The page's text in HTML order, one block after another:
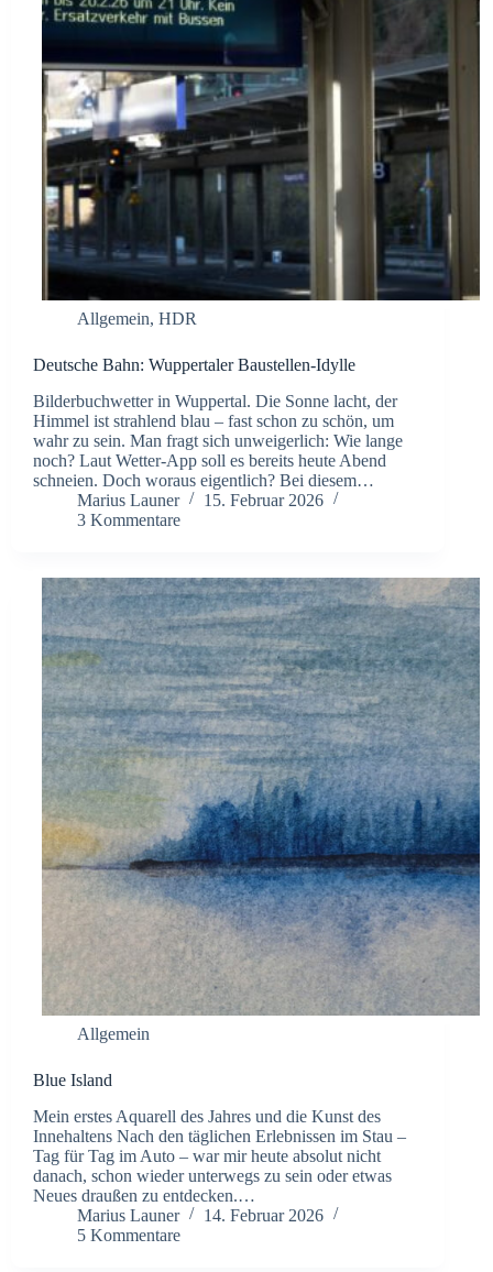
Allgemein, HDR
Deutsche Bahn: Wuppertaler Baustellen-Idylle
Bilderbuchwetter in Wuppertal. Die Sonne lacht, der
Himmel ist strahlend blau – fast schon zu schön, um
wahr zu sein. Man fragt sich unweigerlich: Wie lange
noch? Laut Wetter-App soll es bereits heute Abend
schneien. Doch woraus eigentlich? Bei diesem…
Marius Launer
15. Februar 2026
3 Kommentare
Allgemein
Blue Island
Mein erstes Aquarell des Jahres und die Kunst des
Innehaltens ​Nach den täglichen Erlebnissen im Stau –
Tag für Tag im Auto – war mir heute absolut nicht
danach, schon wieder unterwegs zu sein oder etwas
Neues draußen zu entdecken.…
Marius Launer
14. Februar 2026
5 Kommentare